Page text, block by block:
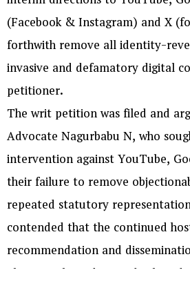
(Facebook & Instagram) and X
forthwith remove all identity-
invasive and defamatory digital
petitioner.
The writ petition was filed and
Advocate Nagurbabu N, who
intervention against YouTube,
their failure to remove
repeated statutory
contended that the continued
recommendation and
photographs, videos and other